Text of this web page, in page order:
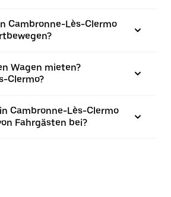
Cambronne-Lès-Clermo
Wagen mieten?
Clermo?
Cambronne-Lès-Clermo
Fahrgästen bei?